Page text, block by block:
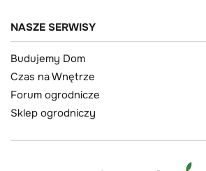
NASZE SERWISY
Budujemy Dom
Czas na Wnętrze
Forum ogrodnicze
Sklep ogrodniczy